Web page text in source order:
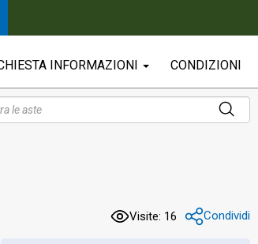
INFORMAZIONI CONDIZIONI
Visite: 16 Condividi